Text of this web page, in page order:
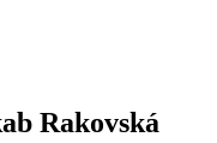
Rakovská